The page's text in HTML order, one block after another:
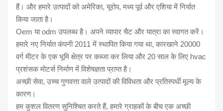
हैं। और हमारे उत्पादों को अमेरिका, यूरोप, मध्य पूर्व और एशिया में निर्यात
किया जाता है।
Oem या odm उपलब्ध है। अपने व्यापार चैट और यात्रा का स्वागत करें।
हमारे नए निर्यात कंपनी 2011 में स्थापित किया गया था, कारखाने 20000
वर्ग मीटर के एक भूमि क्षेत्र पर कब्जा कर लिया और 20 साल के लिए hvac
प्रशंसक मोटर्स निर्माण में विशेषज्ञता प्राप्त है।
अच्छी सेवा, उच्च गुणवत्ता वाले उत्पादों की विविधता और प्रतिस्पर्धी मूल्य के
कारण।
हम कुशल वितरण सुनिश्चित करते हैं, हमारे ग्राहकों के बीच एक अच्छी